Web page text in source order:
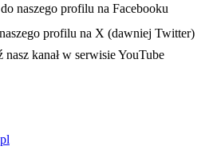
się w nowej karcie
naszego profilu na Facebooku
karcie profilu na X (dawniej Twitter)
się w nowej karcie
nasz kanał w serwisie YouTube